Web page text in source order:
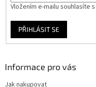
Vložením e-mailu souhlasíte s
PŘIHLÁSIT SE
Informace pro vás
Jak nakupovat